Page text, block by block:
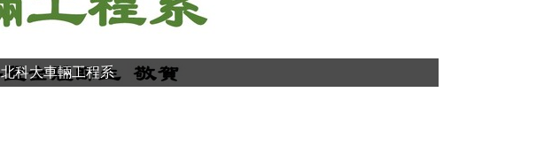
北科大車輛工程系